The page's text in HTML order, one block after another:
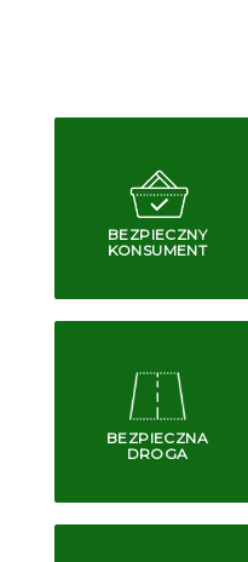
BEZPIECZNY
KONSUMENT
BEZPIECZNA
DROGA